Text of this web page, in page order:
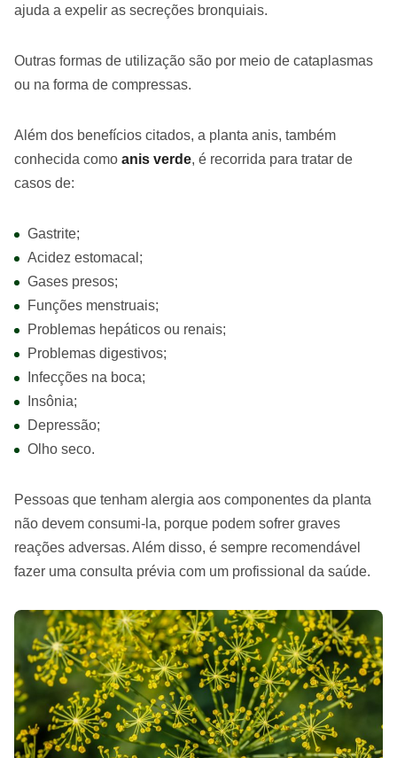
ajuda a expelir as secreções bronquiais.
Outras formas de utilização são por meio de cataplasmas
ou na forma de compressas.
Além dos benefícios citados, a planta anis, também
conhecida como anis verde, é recorrida para tratar de
casos de:
Gastrite;
Acidez estomacal;
Gases presos;
Funções menstruais;
Problemas hepáticos ou renais;
Problemas digestivos;
Infecções na boca;
Insônia;
Depressão;
Olho seco.
Pessoas que tenham alergia aos componentes da planta
não devem consumi-la, porque podem sofrer graves
reações adversas. Além disso, é sempre recomendável
fazer uma consulta prévia com um profissional da saúde.